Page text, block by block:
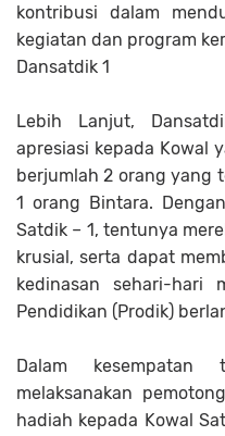
kontribusi dalam
kegiatan dan program
Dansatdik 1
Lebih Lanjut,
apresiasi kepada Kowal
berjumlah 2 orang yang
1 orang Bintara.
Satdik – 1, tentunya
krusial, serta dapat
kedinasan sehari-hari
Pendidikan (Prodik)
Dalam
melaksanakan
hadiah kepada Kowal